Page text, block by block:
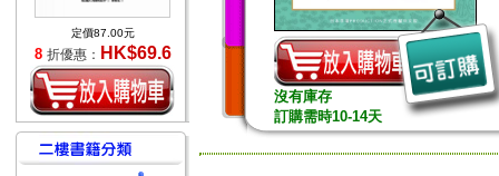
定價87.00元
8 折優惠： HK$69.6
沒有庫存
訂購需時10-14天